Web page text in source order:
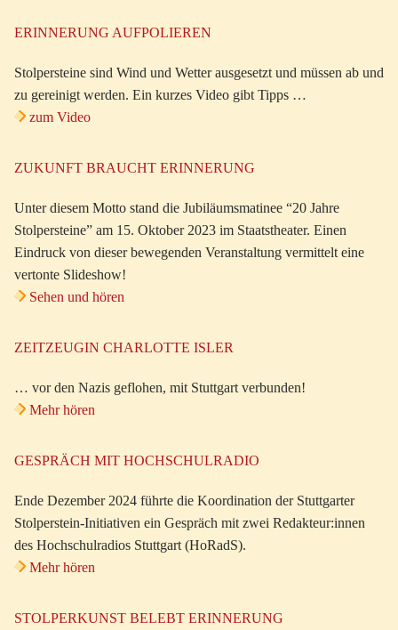
ERINNERUNG AUFPOLIEREN
Stolpersteine sind Wind und Wetter ausgesetzt und müssen ab und
zu gereinigt werden. Ein kurzes Video gibt Tipps …
zum Video
ZUKUNFT BRAUCHT ERINNERUNG
Unter diesem Motto stand die Jubiläumsmatinee “20 Jahre
Stolpersteine” am 15. Oktober 2023 im Staatstheater. Einen
Eindruck von dieser bewegenden Veranstaltung vermittelt eine
vertonte Slideshow!
Sehen und hören
ZEITZEUGIN CHARLOTTE ISLER
… vor den Nazis geflohen, mit Stuttgart verbunden!
Mehr hören
GESPRÄCH MIT HOCHSCHULRADIO
Ende Dezember 2024 führte die Koordination der Stuttgarter
Stolperstein-Initiativen ein Gespräch mit zwei Redakteur:innen
des Hochschulradios Stuttgart (HoRadS).
Mehr hören
STOLPERKUNST BELEBT ERINNERUNG